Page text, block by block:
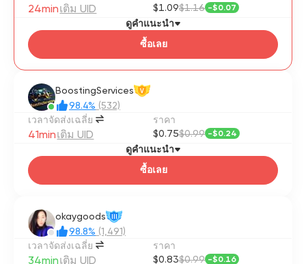
24minเติม UID
$1.09$1.16 -$0.07
ซื้อเลย
ดูคำแนะนำ
BoostingServices V
98.4% (532)
เวลาจัดส่งเฉลี่ย
41minเติม UID
ราคา
$0.75$0.99 -$0.24
ซื้อเลย
ดูคำแนะนำ
okaygoods III
98.8% (1,491)
เวลาจัดส่งเฉลี่ย
34minเติม UID
ราคา
$0.83$0.99 -$0.16